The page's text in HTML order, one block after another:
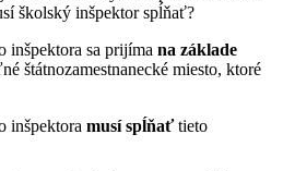
školský inšpektor spĺňať?
inšpektora sa prijíma na základe
štátnozamestnanecké miesto, ktoré
inšpektora musí spĺňaťtieto